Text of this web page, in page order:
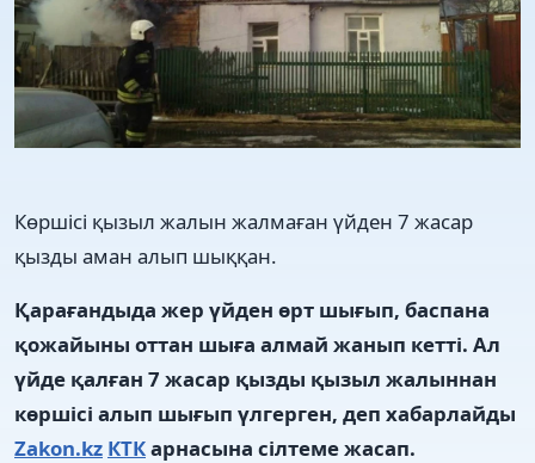
Көршісі қызыл жалын жалмаған үйден 7 жасар
қызды аман алып шыққан.
Қарағандыда жер үйден өрт шығып, баспана
қожайыны оттан шыға алмай жанып кетті. Ал
үйде қалған 7 жасар қызды қызыл жалыннан
көршісі алып шығып үлгерген, деп хабарлайды
Zakon.kz КТКарнасына сілтеме жасап.